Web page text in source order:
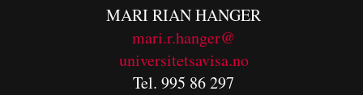
MARI RIAN HANGER
mari.r.hanger@
universitetsavisa.no
Tel. 995 86 297